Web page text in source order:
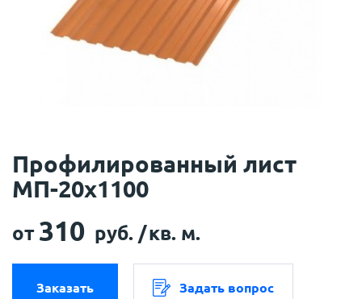
Профилированный лист
МП-20х1100
от 310 руб. /кв. м.
Заказать Задать вопрос